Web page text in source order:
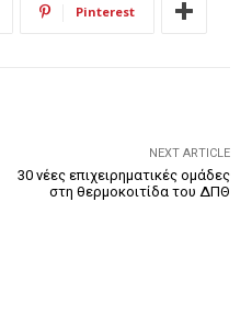
Pinterest
NEXT ARTICLE
30 νέες επιχειρηματικές ομάδες
στη θερμοκοιτίδα του ΔΠΘ